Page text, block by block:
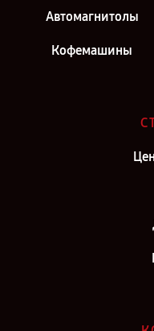
Автомагнитолы
Кофемашины